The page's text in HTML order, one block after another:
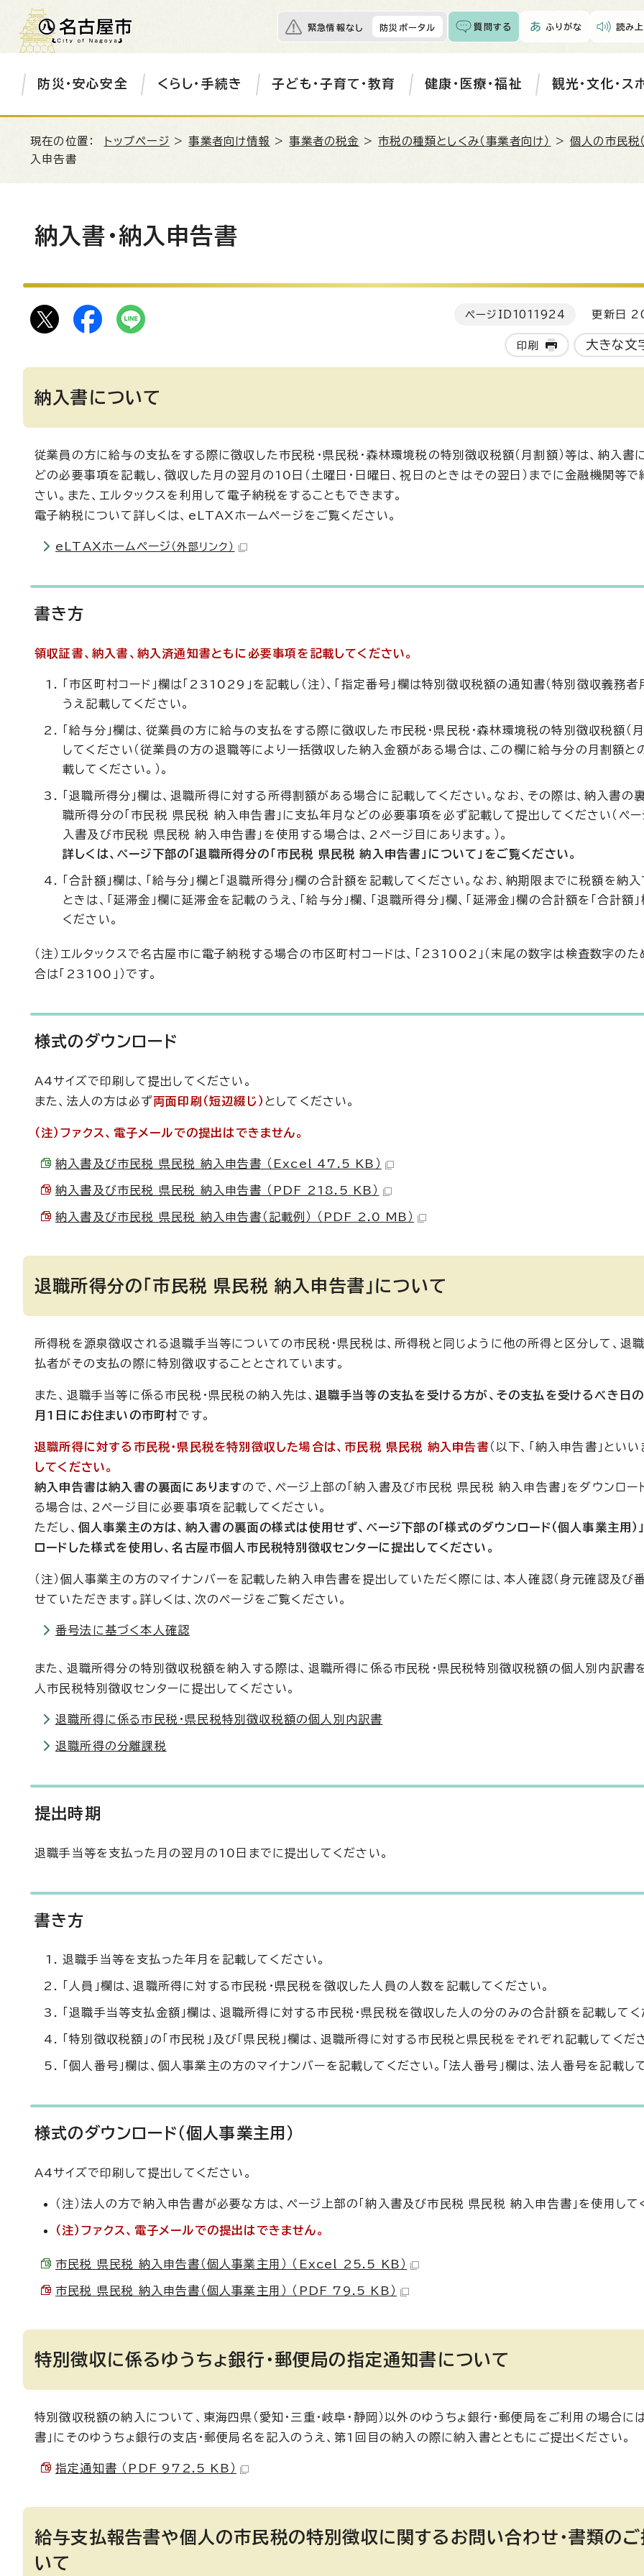
緊急情報なし 防災ポータル 質問する ふりがな 読み
防災・安心安全 くらし・手続き 子ども・子育て・教育 健康・医療・福祉 観光・文化・ス
現在の位置： トップページ >事業者向け情報 >事業者の税金 >市税の種類としくみ（事業者向け） >個人の市民税
入申告書
納入書・納入申告書
ページID 1011924 更新日
印刷 大きな文
納入書について
従業員の方に給与の支払をする際に徴収した市民税・県民税・森林環境税の特別徴収税額（月割額）等は、納入書
どの必要事項を記載し、徴収した月の翌月の10日（土曜日・日曜日、祝日のときはその翌日）までに金融機関等で
さい。また、エルタックスを利用して電子納税をすることもできます。
電子納税について詳しくは、eLTAXホームページをご覧ください。
eLTAXホームページ （外部リンク）
書き方
領収証書、納入書、納入済通知書ともに必要事項を記載してください。
「市区町村コード」欄は「231029」を記載し（注）、「指定番号」欄は特別徴収税額の通知書（特別徴収義務者
うえ記載してください。
「給与分」欄は、従業員の方に給与の支払をする際に徴収した市民税・県民税・森林環境税の特別徴収税額（
してください（従業員の方の退職等により一括徴収した納入金額がある場合は、この欄に給与分の月割額と
載してください。）。
「退職所得分」欄は、退職所得に対する所得割額がある場合に記載してください。なお、その際は、納入書の
職所得分の「市民税 県民税 納入申告書」に支払年月などの必要事項を必ず記載して提出してください（ペー
入書及び市民税 県民税 納入申告書」を使用する場合は、2ページ目にあります。）。
詳しくは、ページ下部の「退職所得分の「市民税 県民税 納入申告書」について」をご覧ください。
「合計額」欄は、「給与分」欄と「退職所得分」欄の合計額を記載してください。なお、納期限までに税額を納
ときは、「延滞金」欄に延滞金を記載のうえ、「給与分」欄、「退職所得分」欄、「延滞金」欄の合計額を「合計額
ください。
（注）エルタックスで名古屋市に電子納税する場合の市区町村コードは、「231002」（末尾の数字は検査数字のた
合は「23100」）です。
様式のダウンロード
A4サイズで印刷して提出してください。
また、法人の方は必ず両面印刷（短辺綴じ） としてください。
（注）ファクス、電子メールでの提出はできません。
納入書及び市民税 県民税 納入申告書 （Excel 47.5 KB）
納入書及び市民税 県民税 納入申告書 （PDF 218.5 KB）
納入書及び市民税 県民税 納入申告書（記載例） （PDF 2.0 MB）
退職所得分の「市民税 県民税 納入申告書」について
所得税を源泉徴収される退職手当等についての市民税・県民税は、所得税と同じように他の所得と区分して、退
払者がその支払の際に特別徴収することとされています。
また、退職手当等に係る市民税・県民税の納入先は、 退職手当等の支払を受ける方が、その支払を受けるべき日
月1日にお住まいの市町村です。
退職所得に対する市民税・県民税を特別徴収した場合は、市民税 県民税 納入申告書（以下、「納入申告書」といい
してください。
納入申告書は納入書の裏面にありますので、ページ上部の「納入書及び市民税 県民税 納入申告書」をダウンロー
る場合は、2ページ目に必要事項を記載してください。
ただし、 個人事業主の方は、納入書の裏面の様式は使用せず、ページ下部の「様式のダウンロード（個人事業主用）
ロードした様式を使用し、名古屋市個人市民税特別徴収センターに提出してください。
（注）個人事業主の方のマイナンバーを記載した納入申告書を提出していただく際には、本人確認（身元確認及び
せていただきます。詳しくは、次のページをご覧ください。
番号法に基づく本人確認
また、退職所得分の特別徴収税額を納入する際は、退職所得に係る市民税・県民税特別徴収税額の個人別内訳書
人市民税特別徴収センターに提出してください。
退職所得に係る市民税・県民税特別徴収税額の個人別内訳書
退職所得の分離課税
提出時期
退職手当等を支払った月の翌月の10日までに提出してください。
書き方
退職手当等を支払った年月を記載してください。
「人員」欄は、退職所得に対する市民税・県民税を徴収した人員の人数を記載してください。
「退職手当等支払金額」欄は、退職所得に対する市民税・県民税を徴収した人の分のみの合計額を記載してく
「特別徴収税額」の「市民税」及び「県民税」欄は、退職所得に対する市民税と県民税をそれぞれ記載してくだ
「個人番号」欄は、個人事業主の方のマイナンバーを記載してください。「法人番号」欄は、法人番号を記載し
様式のダウンロード（個人事業主用）
A4サイズで印刷して提出してください。
（注）法人の方で納入申告書が必要な方は、ページ上部の「納入書及び市民税 県民税 納入申告書」を使用して
（注）ファクス、電子メールでの提出はできません。
市民税 県民税 納入申告書（個人事業主用） （Excel 25.5 KB）
市民税 県民税 納入申告書（個人事業主用） （PDF 79.5 KB）
特別徴収に係るゆうちょ銀行・郵便局の指定通知書について
特別徴収税額の納入について、東海四県（愛知・三重・岐阜・静岡）以外のゆうちょ銀行・郵便局をご利用の場合に
書」にそのゆうちょ銀行の支店・郵便局名を記入のうえ、第1回目の納入の際に納入書とともにご提出ください。
指定通知書 （PDF 972.5 KB）
給与支払報告書や個人の市民税の特別徴収に関するお問い合わせ・書類の
いて